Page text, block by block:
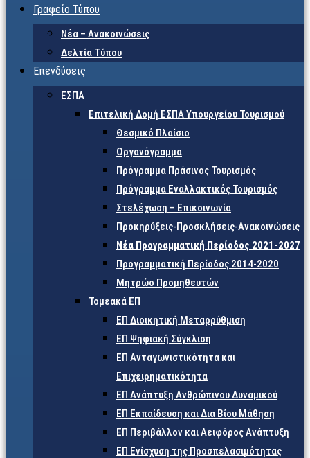
Γραφείο Τύπου
Νέα – Ανακοινώσεις
Δελτία Τύπου
Επενδύσεις
ΕΣΠΑ
Επιτελική Δομή ΕΣΠΑ Υπουργείου Τουρισμού
Θεσμικό Πλαίσιο
Οργανόγραμμα
Πρόγραμμα Πράσινος Τουρισμός
Πρόγραμμα Εναλλακτικός Τουρισμός
Στελέχωση – Επικοινωνία
Προκηρύξεις-Προσκλήσεις-Ανακοινώσεις
Νέα Προγραμματική Περίοδος 2021-2027
Προγραμματική Περίοδος 2014-2020
Μητρώο Προμηθευτών
Τομεακά ΕΠ
ΕΠ Διοικητική Μεταρρύθμιση
ΕΠ Ψηφιακή Σύγκλιση
ΕΠ Ανταγωνιστικότητα και
Επιχειρηματικότητα
ΕΠ Ανάπτυξη Ανθρώπινου Δυναμικού
ΕΠ Εκπαίδευση και Δια Βίου Μάθηση
ΕΠ Περιβάλλον και Αειφόρος Ανάπτυξη
ΕΠ Ενίσχυση της Προσπελασιμότητας